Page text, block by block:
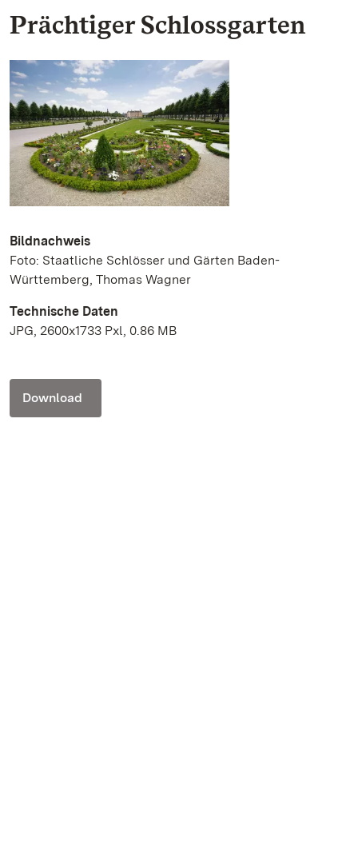
Prächtiger Schlossgarten
Bildnachweis
Foto: Staatliche Schlösser und Gärten Baden-
Württemberg, Thomas Wagner
Technische Daten
JPG, 2600x1733 Pxl, 0.86 MB
Download